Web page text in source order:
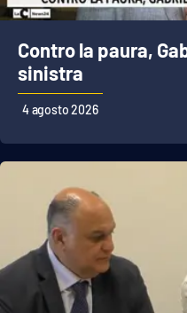
Contro la paura,
sinistra
4 agosto 2026